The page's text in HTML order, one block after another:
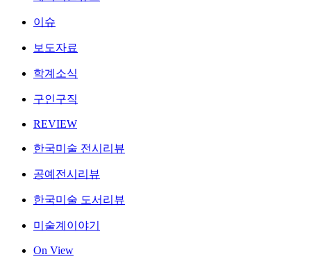
이슈
보도자료
학계소식
구인구직
REVIEW
한국미술 전시리뷰
공예전시리뷰
한국미술 도서리뷰
미술계이야기
On View